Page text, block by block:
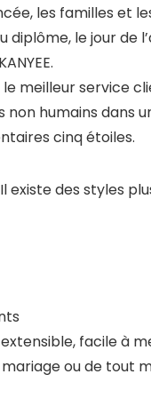
les familles et
le jour de
le meilleur
humains dans
cinq étoiles.
existe des styles
facile à
mariage ou de tout